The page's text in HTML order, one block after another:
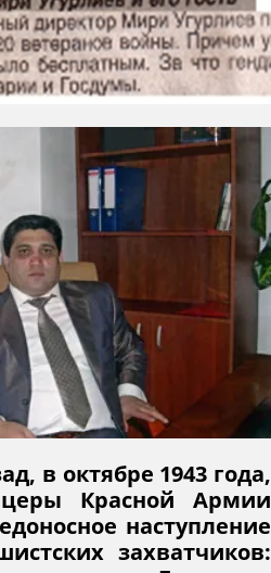
в октябре 1943 года,
Красной Армии
наступление
захватчиков: